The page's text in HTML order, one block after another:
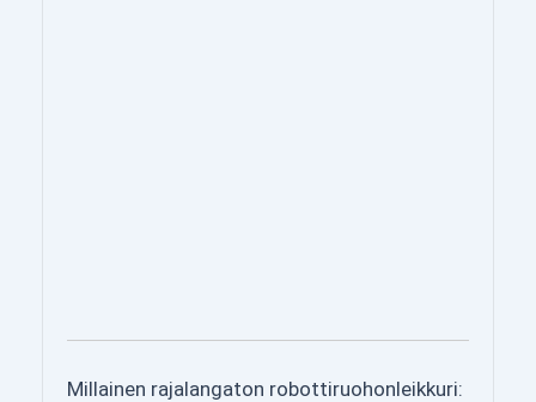
Millainen rajalangaton robottiruohonleikkuri: